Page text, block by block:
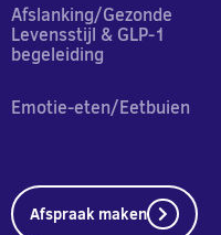
Afslanking/Gezonde
Levensstijl & GLP-1
begeleiding
Emotie-eten/Eetbuien
Afspraak maken